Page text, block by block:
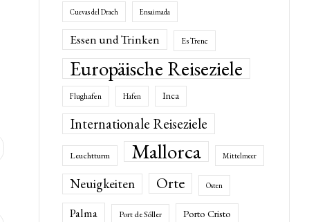
Cuevas del Drach Ensaimada
Essen und Trinken Es Trenc
Europäische Reiseziele
Flughafen Hafen Inca
Internationale Reiseziele
Leuchtturm Mallorca Mittelmeer
Neuigkeiten Orte Osten
Palma Port de Sóller Porto Cristo